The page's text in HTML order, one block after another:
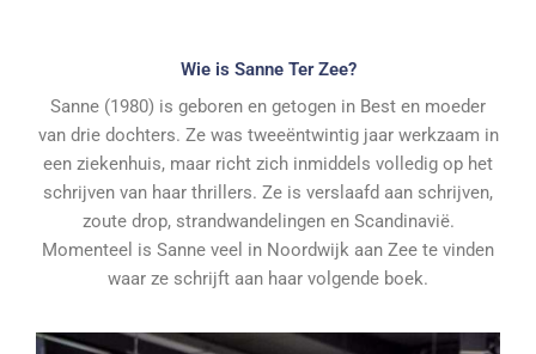
Wie is Sanne Ter Zee?
Sanne (1980) is geboren en getogen in Best en moeder
van drie dochters. Ze was tweeëntwintig jaar werkzaam in
een ziekenhuis, maar richt zich inmiddels volledig op het
schrijven van haar thrillers. Ze is verslaafd aan schrijven,
zoute drop, strandwandelingen en Scandinavië.
Momenteel is Sanne veel in Noordwijk aan Zee te vinden
waar ze schrijft aan haar volgende boek.